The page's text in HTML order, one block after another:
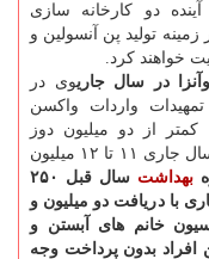
دو کارخانه سازی
تولید پن آنسولین و
خواهند کرد.
در سال جاریوی در
واردات واکسن
از دو میلیون دوز
واردات واکسن آنفلوآنزا داشتیم؛ این رقم سال جاری ۱۱ تا ۱۲ میلیون
بهداشت
سال قبل ۲۵۰
با دریافت دو میلیون و
خانم های آبستن و
افراد بدون پرداخت وجه